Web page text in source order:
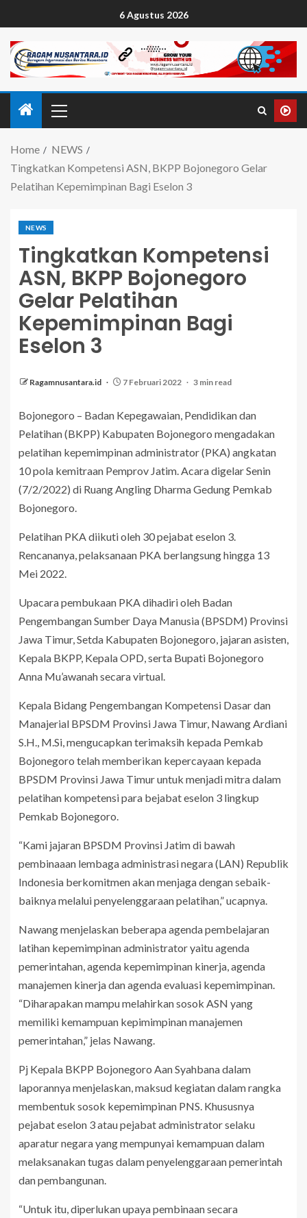
6 Agustus 2026
Home
NEWS
Tingkatkan Kompetensi ASN, BKPP Bojonegoro Gelar
Pelatihan Kepemimpinan Bagi Eselon 3
NEWS
Tingkatkan Kompetensi
ASN, BKPP Bojonegoro
Gelar Pelatihan
Kepemimpinan Bagi
Eselon 3
Ragamnusantara.id 7 Februari 2022 3 min read
Bojonegoro – Badan Kepegawaian, Pendidikan dan
Pelatihan (BKPP) Kabupaten Bojonegoro mengadakan
pelatihan kepemimpinan administrator (PKA) angkatan
10 pola kemitraan Pemprov Jatim. Acara digelar Senin
(7/2/2022) di Ruang Angling Dharma Gedung Pemkab
Bojonegoro.
Pelatihan PKA diikuti oleh 30 pejabat eselon 3.
Rencananya, pelaksanaan PKA berlangsung hingga 13
Mei 2022.
Upacara pembukaan PKA dihadiri oleh Badan
Pengembangan Sumber Daya Manusia (BPSDM) Provinsi
Jawa Timur, Setda Kabupaten Bojonegoro, jajaran asisten,
Kepala BKPP, Kepala OPD, serta Bupati Bojonegoro
Anna Mu’awanah secara virtual.
Kepala Bidang Pengembangan Kompetensi Dasar dan
Manajerial BPSDM Provinsi Jawa Timur, Nawang Ardiani
S.H., M.Si, mengucapkan terimaksih kepada Pemkab
Bojonegoro telah memberikan kepercayaan kepada
BPSDM Provinsi Jawa Timur untuk menjadi mitra dalam
pelatihan kompetensi para bejabat eselon 3 lingkup
Pemkab Bojonegoro.
“Kami jajaran BPSDM Provinsi Jatim di bawah
pembinaaan lembaga administrasi negara (LAN) Republik
Indonesia berkomitmen akan menjaga dengan sebaik-
baiknya melalui penyelenggaraan pelatihan,” ucapnya.
Nawang menjelaskan beberapa agenda pembelajaran
latihan kepemimpinan administrator yaitu agenda
pemerintahan, agenda kepemimpinan kinerja, agenda
manajemen kinerja dan agenda evaluasi kepemimpinan.
“Diharapakan mampu melahirkan sosok ASN yang
memiliki kemampuan kepimimpinan manajemen
pemerintahan,” jelas Nawang.
Pj Kepala BKPP Bojonegoro Aan Syahbana dalam
laporannya menjelaskan, maksud kegiatan dalam rangka
membentuk sosok kepemimpinan PNS. Khususnya
pejabat eselon 3 atau pejabat administrator selaku
aparatur negara yang mempunyai kemampuan dalam
melaksanakan tugas dalam penyelenggaraan pemerintah
dan pembangunan.
“Untuk itu, diperlukan upaya pembinaan secara